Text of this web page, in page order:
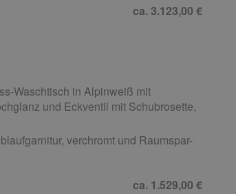
ca. 3.123,00 €
Waschtisch in Alpinweiß mit
und Eckventil mit Schubrosette,
verchromt und Raumspar-
ca. 1.529,00 €